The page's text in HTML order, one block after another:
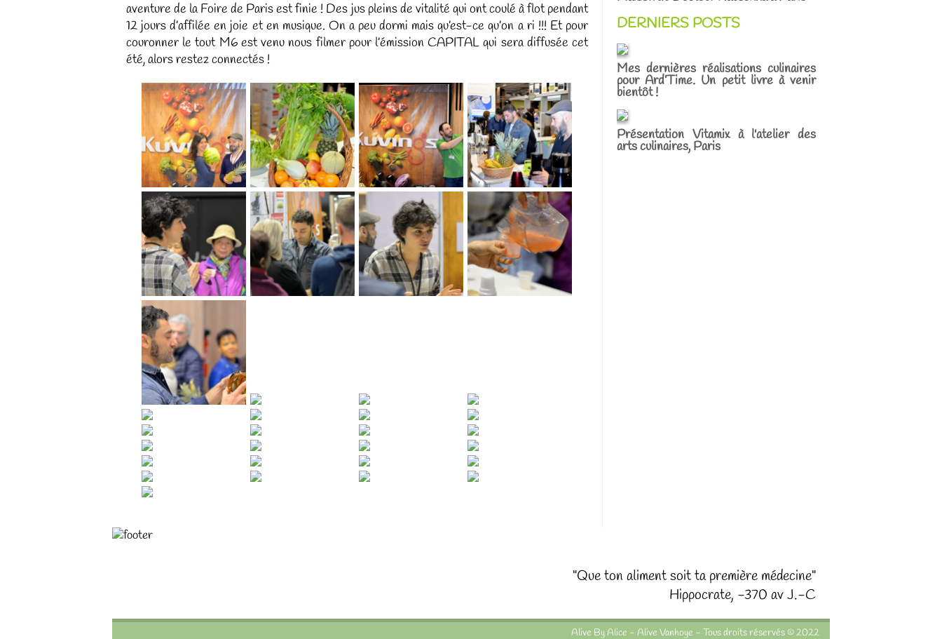
aventure de la Foire de Paris est finie ! Des jus pleins de vitalité qui ont coulé à flot pendant
12 jours d’affilée en joie et en musique. On a peu dormi mais qu’est-ce qu’on a ri !!! Et pour
couronner le tout M6 est venu nous filmer pour l’émission CAPITAL qui sera diffusée cet
été, alors restez connectés !
DERNIERS POSTS
Mes dernières réalisations culinaires
pour Ard’Time. Un petit livre à venir
bientôt !
Présentation Vitamix à l'atelier des
arts culinaires, Paris
"Que ton aliment soit ta première médecine"
Hippocrate, -370 av J.-C
Alive By Alice - Alive Vanhoye - Tous droits réservés © 2022